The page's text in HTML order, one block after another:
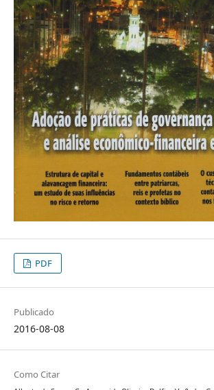
PDF
Publicado
2016-08-08
Como Citar